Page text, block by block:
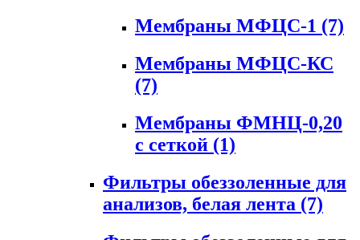
Мембраны МФЦС-1 (7)
Мембраны МФЦС-КС
(7)
Мембраны ФМНЦ-0,20
с сеткой (1)
Фильтры обеззоленные для
анализов, белая лента (7)